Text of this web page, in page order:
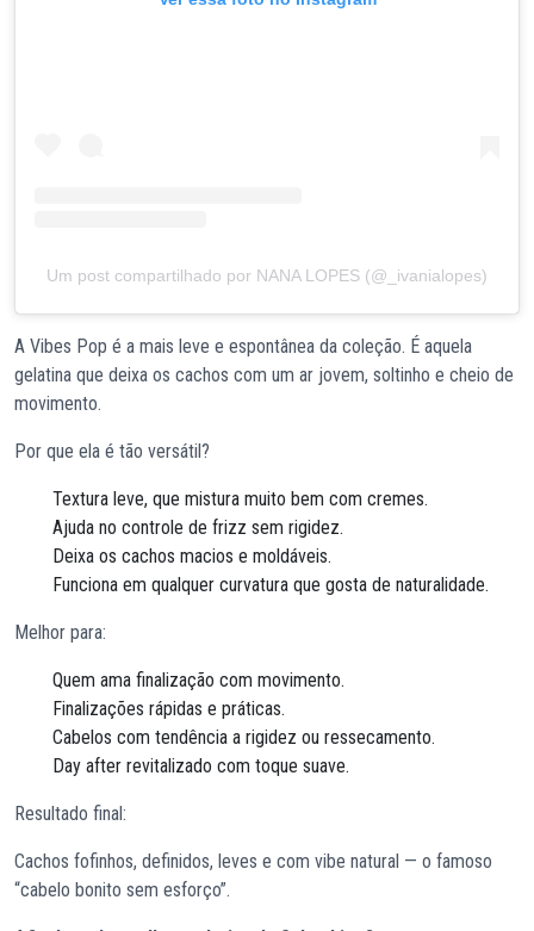
Um post compartilhado por NANA LOPES (@_ivanialopes)
A Vibes Pop é a mais leve e espontânea da coleção. É aquela
gelatina que deixa os cachos com um ar jovem, soltinho e cheio de
movimento.
Por que ela é tão versátil?
Textura leve, que mistura muito bem com cremes.
Ajuda no controle de frizz sem rigidez.
Deixa os cachos macios e moldáveis.
Funciona em qualquer curvatura que gosta de naturalidade.
Melhor para:
Quem ama finalização com movimento.
Finalizações rápidas e práticas.
Cabelos com tendência a rigidez ou ressecamento.
Day after revitalizado com toque suave.
Resultado final:
Cachos fofinhos, definidos, leves e com vibe natural — o famoso
“cabelo bonito sem esforço”.